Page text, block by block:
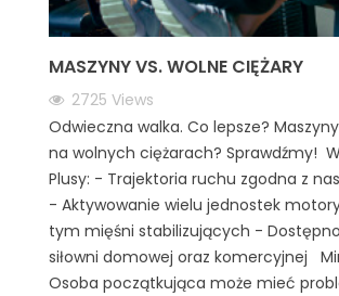
MASZYNY VS. WOLNE CIĘŻARY
2725 Views
Odwieczna walka. Co lepsze?
na wolnych ciężarach? Sprawdźmy!
Plusy: - Trajektoria ruchu zgodna z
- Aktywowanie wielu jednostek
tym mięśni stabilizujących -
siłowni domowej oraz komercyjnej
Osoba początkująca może mieć